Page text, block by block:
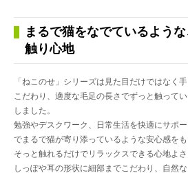
まるで猫をなでているよう
触り心地
「ねこのせ」シリーズは見た目だけではなく
こだわり、適度な毛足の長さでずっと触って
しました。
勉強やデスクワーク、日常生活を快適にサポ
でまるで猫が寄り添っているような安心感を
そっと触れるだけでリラックスできる心地よさ
しっぽや耳の形状に細部までこだわり、自然